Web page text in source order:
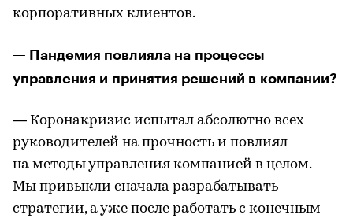
корпоративных клиентов.
— Пандемия повлияла на процессы
управления и принятия решений в компании?
— Коронакризис испытал абсолютно всех
руководителей на прочность и повлиял
на методы управления компанией в целом.
Мы привыкли сначала разрабатывать
стратегии, а уже после работать с конечным